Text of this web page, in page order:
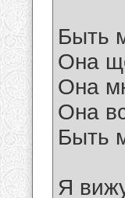
Быть
Она
Она
Она
Быть
Я